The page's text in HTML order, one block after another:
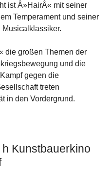
ist Â»HairÂ« mit seiner
Temperament und seiner
die großen Themen der
und die
gegen die
treten
in den Vordergrund.
Kunstbauerkino